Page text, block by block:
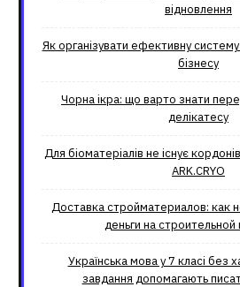
відновлення
Як організувати ефективну
бізнесу
Чорна ікра: що варто знати
делікатесу
Для біоматеріалів не існує
ARK.CRYO
Доставка стройматериалов: как
деньги на
Українська мова у 7 класі без
завдання допомагають